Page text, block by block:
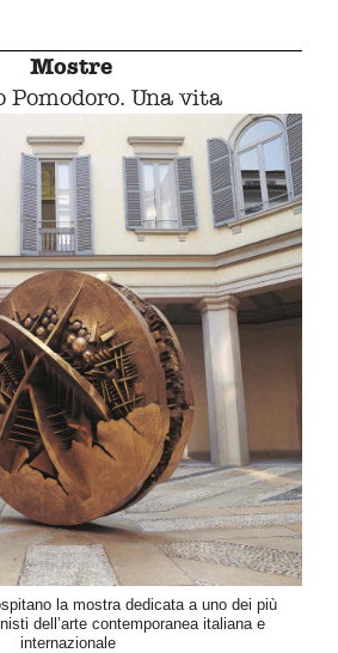
Mostre
Pomodoro. Una vita
la mostra dedicata a uno dei più
dell’arte contemporanea italiana e
internazionale